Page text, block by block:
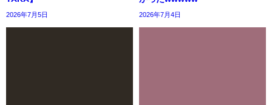
2026年7月5日 2026年7月4日